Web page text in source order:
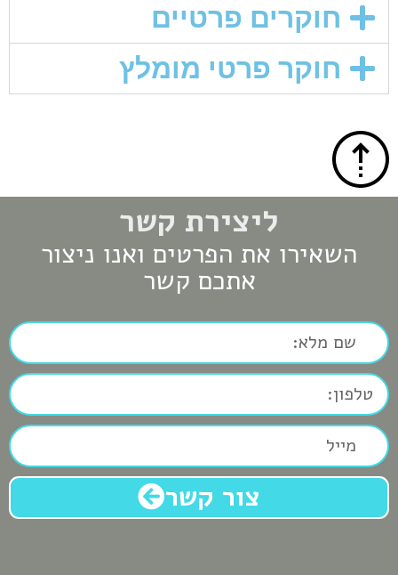
חוקרים פרטיים
חוקר פרטי מומלץ
ליצירת קשר
השאירו את הפרטים ואנו ניצור
אתכם קשר
צור קשר